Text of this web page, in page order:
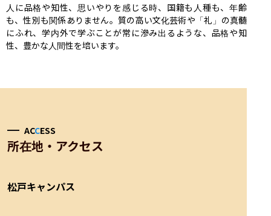
人に品格や知性、思いやりを感じる時、国籍も人種も、年齢
も、性別も関係ありません。質の高い文化芸術や「礼」の真髄
にふれ、学内外で学ぶことが常に滲み出るような、品格や知
性、豊かな人間性を培います。
ACCESS
所在地・アクセス
松戸キャンパス